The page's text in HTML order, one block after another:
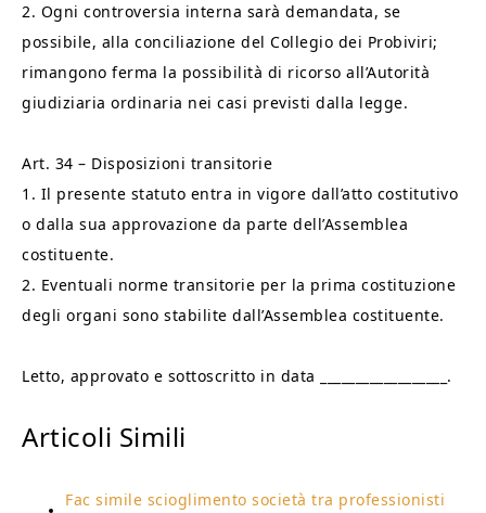
2. Ogni controversia interna sarà demandata, se
possibile, alla conciliazione del Collegio dei Probiviri;
rimangono ferma la possibilità di ricorso all’Autorità
giudiziaria ordinaria nei casi previsti dalla legge.
Art. 34 – Disposizioni transitorie
1. Il presente statuto entra in vigore dall’atto costitutivo
o dalla sua approvazione da parte dell’Assemblea
costituente.
2. Eventuali norme transitorie per la prima costituzione
degli organi sono stabilite dall’Assemblea costituente.
Letto, approvato e sottoscritto in data __________________.
Articoli Simili
Fac simile scioglimento società tra professionisti​